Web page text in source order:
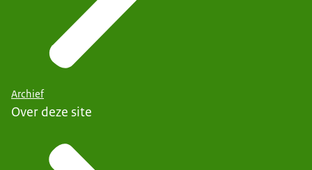
Archief
Over deze site